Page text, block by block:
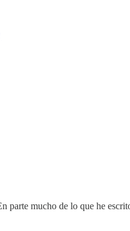
mucho de lo que he